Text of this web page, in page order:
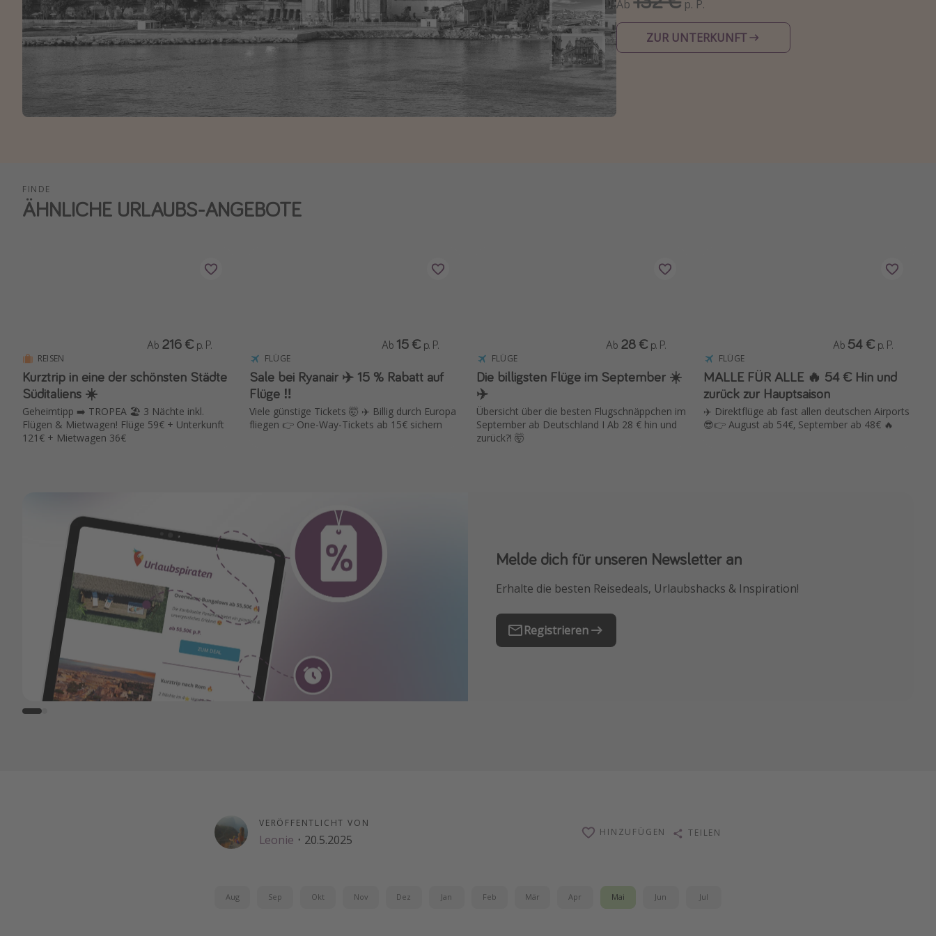
Ab p. P.
ZUR UNTERKUNFT
FINDE
ÄHNLICHE URLAUBS-ANGEBOTE
REISEN
Kurztrip in eine der schönsten Städte
Süditaliens ☀️
Geheimtipp ➡️ TROPEA 🏖️ 3 Nächte inkl.
Flügen & Mietwagen! Flüge 59€ + Unterkunft
121€ + Mietwagen 36€
Ab 216 € p. P.
FLÜGE
Sale bei Ryanair ✈️ 15 % Rabatt auf
Flüge ‼️
Viele günstige Tickets 🤯 ✈️ Billig durch Europa
fliegen 👉 One-Way-Tickets ab 15€ sichern
Ab 15 € p. P.
FLÜGE
Die billigsten Flüge im September ☀️
✈️
Übersicht über die besten Flugschnäppchen im
September ab Deutschland I Ab 28 € hin und
zurück?! 🤯
Ab 28 € p. P.
FLÜGE
MALLE FÜR ALLE 🔥 54 € Hin und
zurück zur Hauptsaison
✈️ Direktflüge ab fast allen deutschen Airports
😎👉 August ab 54€, September ab 48€ 🔥
Ab 54 € p. P.
Melde dich für unseren Newsletter an
Erhalte die besten Reisedeals, Urlaubshacks & Inspiration!
Registrieren
Downloade unsere App
Buche die besten Reiseschnäppchen als Erstes.
VERÖFFENTLICHT VON
Leonie · 20.5.2025
HINZUFÜGEN TEILEN
Aug Sep Okt Nov Dez Jan Feb Mär Apr Mai Jun Jul